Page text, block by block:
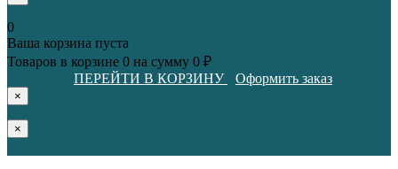
0
Ваша корзина пуста
Товаров в корзине 0 на сумму 0 ₽
ПЕРЕЙТИ В КОРЗИНУ
Оформить заказ
×
×